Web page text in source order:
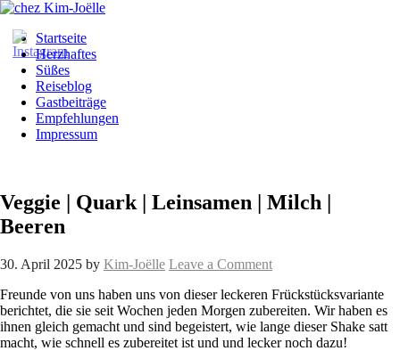
Startseite
Herzhaftes
Süßes
Reiseblog
Gastbeiträge
Empfehlungen
Impressum
Veggie | Quark | Leinsamen | Milch |
Beeren
30. April 2025 by Kim-Joëlle Leave a Comment
Freunde von uns haben uns von dieser leckeren Frückstücksvariante
berichtet, die sie seit Wochen jeden Morgen zubereiten. Wir haben es
ihnen gleich gemacht und sind begeistert, wie lange dieser Shake satt
macht, wie schnell es zubereitet ist und und lecker noch dazu!